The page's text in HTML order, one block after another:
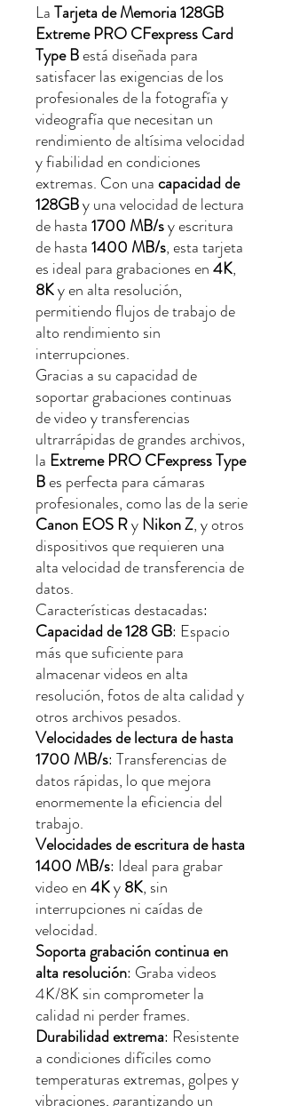
LaTarjeta de Memoria 128GB
Extreme PRO CFexpress Card
Type Bestá diseñada para
satisfacer las exigencias de los
profesionales de la fotografía y
videografía que necesitan un
rendimiento de altísima velocidad
y fiabilidad en condiciones
extremas. Con unacapacidad de
128GBy una velocidad de lectura
de hasta1700 MB/sy escritura
de hasta1400 MB/s, esta tarjeta
es ideal para grabaciones en4K,
8Ky en alta resolución,
permitiendo flujos de trabajo de
alto rendimiento sin
interrupciones.
Gracias a su capacidad de
soportar grabaciones continuas
de video y transferencias
ultrarrápidas de grandes archivos,
la Extreme PRO CFexpress Type
Bes perfecta para cámaras
profesionales, como las de la serie
Canon EOS RyNikon Z, y otros
dispositivos que requieren una
alta velocidad de transferencia de
datos.
Características destacadas:
Capacidad de 128 GB: Espacio
más que suficiente para
almacenar videos en alta
resolución, fotos de alta calidad y
otros archivos pesados.
Velocidades de lectura de hasta
1700 MB/s: Transferencias de
datos rápidas, lo que mejora
enormemente la eficiencia del
trabajo.
Velocidades de escritura de hasta
1400 MB/s: Ideal para grabar
video en4Ky8K, sin
interrupciones ni caídas de
velocidad.
Soporta grabación continua en
alta resolución: Graba videos
4K/8K sin comprometer la
calidad ni perder frames.
Durabilidad extrema: Resistente
a condiciones difíciles como
temperaturas extremas, golpes y
vibraciones, garantizando un